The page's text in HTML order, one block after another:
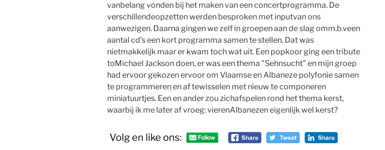
vanbelang vonden bij het maken van een concertprogramma. De
verschillendeopzetten werden besproken met inputvan ons
aanwezigen. Daarna gingen we zelf in groepen aan de slag omm.b.veen
aantal cd’s een kort programma samen te stellen. Dat was
nietmakkelijk maar er kwam toch wat uit. Een popkoor ging een tribute
toMichael Jackson doen, er was een thema "Sehnsucht" en mijn groep
had ervoor gekozen ervoor om Vlaamse en Albaneze polyfonie samen
te programmeren en af tewisselen met nieuw te componeren
miniatuurtjes. Een en ander zou zichafspelen rond het thema kerst,
waarbij ik me later af vroeg: vierenAlbanezen eigenlijk wel kerst?
Volg en like ons: